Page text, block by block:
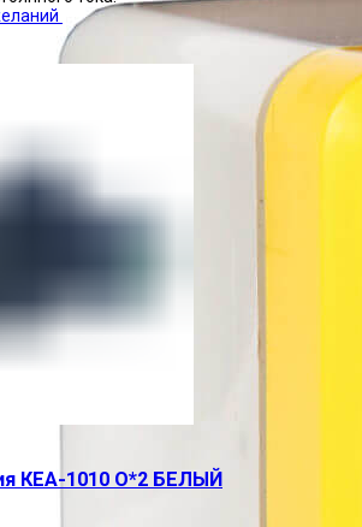
КЕА-1010 О*2 БЕЛЫЙ